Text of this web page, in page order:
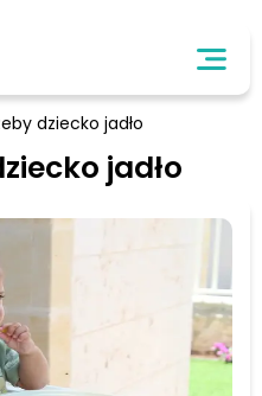
dziecko jadło
jadło